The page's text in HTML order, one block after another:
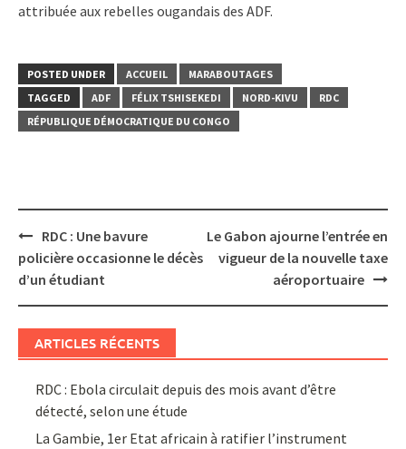
attribuée aux rebelles ougandais des ADF.
POSTED UNDER ACCUEIL
MARABOUTAGES
TAGGED
ADF FÉLIX TSHISEKEDI NORD-KIVU
RDC
RÉPUBLIQUE DÉMOCRATIQUE DU CONGO
Post
navigation
RDC : Une bavure
policière occasionne le décès
d’un étudiant
Le Gabon ajourne l’entrée en
vigueur de la nouvelle taxe
aéroportuaire
ARTICLES RÉCENTS
RDC : Ebola circulait depuis des mois avant d’être
détecté, selon une étude
La Gambie, 1er Etat africain à ratifier l’instrument